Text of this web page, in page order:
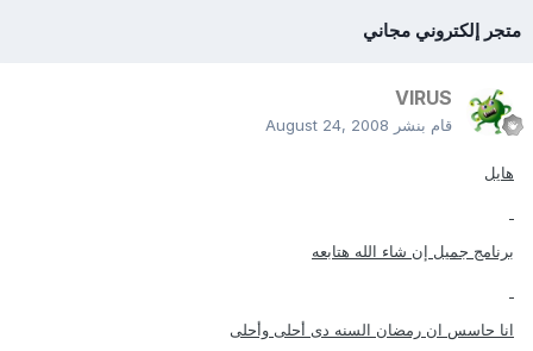
متجر إلكتروني مجاني
VIRUS
قام بنشر August 24, 2008
هايل
برنامج جميل إن شاء الله هتابعه
انا حاسس ان رمضان السنه دى أحلى وأحلى